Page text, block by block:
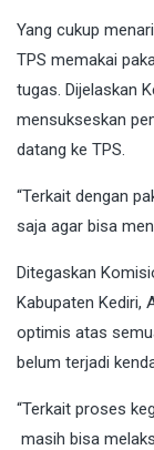
Yang cukup
TPS memakai
tugas. Dijelaskan
mensukseskan
datang ke TPS.
“Terkait dengan
saja agar bisa
Ditegaskan
Kabupaten Kediri,
optimis atas
belum terjadi
“Terkait proses
masih bisa